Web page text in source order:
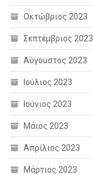
Οκτώβριος 2023
Σεπτέμβριος 2023
Αύγουστος 2023
Ιούλιος 2023
Ιούνιος 2023
Μάιος 2023
Απρίλιος 2023
Μάρτιος 2023